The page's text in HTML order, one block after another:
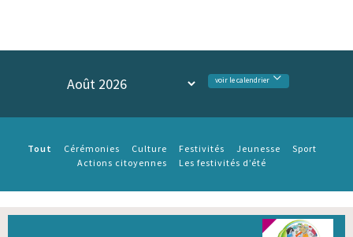
voir le calendrier
Tout Cérémonies Culture Festivités Jeunesse
Sport
Actions citoyennes
Les festivités d’été